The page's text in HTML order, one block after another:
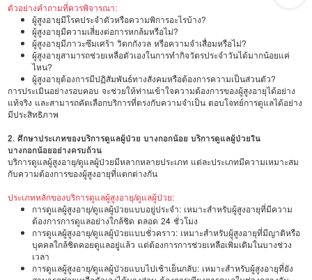
ตัวอย่างคำถามที่ควรพิจารณา:
ผู้สูงอายุมีโรคประจำตัวหรือความพิการอะไรบ้าง?
ผู้สูงอายุมีความเสี่ยงต่อการหกล้มหรือไม่?
ผู้สูงอายุมีภาวะซึมเศร้า วิตกกังวล หรือความจำเสื่อมหรือไม่?
ผู้สูงอายุสามารถช่วยเหลือตัวเองในการทำกิจวัตรประจำวันได้มากน้อยแค่
ไหน?
ผู้สูงอายุต้องการมีปฏิสัมพันธ์ทางสังคมหรือต้องการความเป็นส่วนตัว?
การประเมินอย่างรอบคอบ จะช่วยให้ท่านเข้าใจความต้องการของผู้สูงอายุได้อย่าง
แท้จริง และสามารถคัดเลือกบริการที่ตรงกับความจำเป็น ตอบโจทย์การดูแลได้อย่าง
มีประสิทธิภาพ
2. ศึกษาประเภทของบริการดูแลผู้ป่วย บางกอกน้อย บริการดูแลผู้ป่วยใน
บางกอกน้อยอย่างครบถ้วน
บริการดูแลผู้สูงอายุ/ดูแลผู้ป่วยมีหลากหลายประเภท แต่ละประเภทมีความเหมาะสม
กับความต้องการของผู้สูงอายุที่แตกต่างกัน
ประเภทหลักของบริการดูแลผู้สูงอายุ/ดูแลผู้ป่วย:
การดูแลผู้สูงอายุ/ดูแลผู้ป่วยแบบอยู่ประจำ: เหมาะสำหรับผู้สูงอายุที่มีความ
ต้องการการดูแลอย่างใกล้ชิด ตลอด 24 ชั่วโมง
การดูแลผู้สูงอายุ/ดูแลผู้ป่วยแบบชั่วคราว: เหมาะสำหรับผู้สูงอายุที่มีญาติหรือ
บุคคลใกล้ชิดคอยดูแลอยู่แล้ว แต่ต้องการการช่วยเหลือเพิ่มเติมในบางช่วง
เวลา
การดูแลผู้สูงอายุ/ดูแลผู้ป่วยแบบไปเช้าเย็นกลับ: เหมาะสำหรับผู้สูงอายุที่ยัง